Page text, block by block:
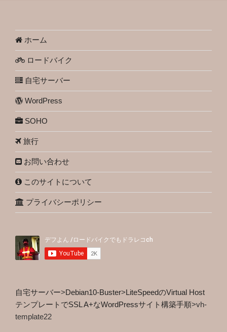
ホーム
ロードバイク
自宅サーバー
WordPress
SOHO
旅行
お問い合わせ
このサイトについて
プライバシーポリシー
自宅サーバー>Debian10-Buster>LiteSpeedのVirtual Host
テンプレートでSSL A+なWordPressサイト構築手順>vh-
template22